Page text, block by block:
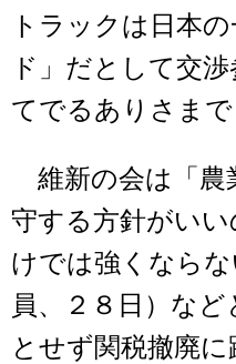
トラックは日本
ド」だとして交
てでるありさまで
維新の会は「農
守する方針がい
けでは強くなら
員、２８日）など
とせず関税撤廃